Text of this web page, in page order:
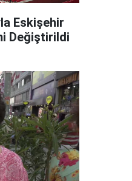
Eskişehir
Değiştirildi